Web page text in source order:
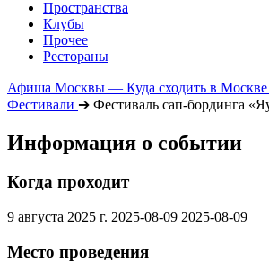
Пространства
Клубы
Прочее
Рестораны
Афиша Москвы — Куда сходить в Москве
Фестивали ➔ Фестиваль сап-бординга
Информация о событии
Когда проходит
9 августа 2025 г. 2025-08-09 2025-08-09
Место проведения